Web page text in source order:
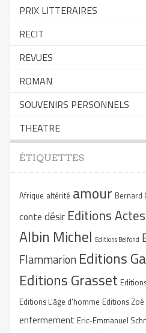
PRIX LITTERAIRES
RECIT
REVUES
ROMAN
SOUVENIRS PERSONNELS
THEATRE
ÉTIQUETTES
Afrique altérité amour Bernard
conte désir Editions
Albin Michel Editions Belfond
Flammarion Editions
Editions Grasset
Editions L'âge d'homme Editions Zoé
enfermement Eric-Emmanuel